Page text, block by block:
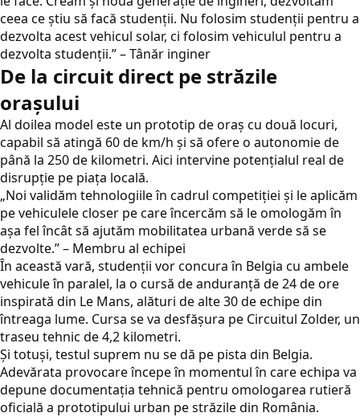
ceea ce știu să facă studenții. Nu folosim studenții pentru a
dezvolta acest vehicul solar, ci folosim vehiculul pentru a
dezvolta studenții.” – Tânăr inginer
De la circuit direct pe străzile
orașului
Al doilea model este un prototip de oraș cu două locuri,
capabil să atingă 60 de km/h și să ofere o autonomie de
până la 250 de kilometri. Aici intervine potențialul real de
disrupție pe piața locală.
„Noi validăm tehnologiile în cadrul competiției și le aplicăm
pe vehiculele closer pe care încercăm să le omologăm în
așa fel încât să ajutăm mobilitatea urbană verde să se
dezvolte.” – Membru al echipei
În această vară, studenții vor concura în Belgia cu ambele
vehicule în paralel, la o cursă de anduranță de 24 de ore
inspirată din Le Mans, alături de alte 30 de echipe din
întreaga lume. Cursa se va desfășura pe Circuitul Zolder, un
traseu tehnic de 4,2 kilometri.
Și totuși, testul suprem nu se dă pe pista din Belgia.
Adevărata provocare începe în momentul în care echipa va
depune documentația tehnică pentru omologarea rutieră
oficială a prototipului urban pe străzile din România.